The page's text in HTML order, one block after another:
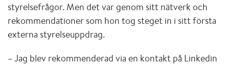
styrelsefrågor. Men det var genom sitt nätverk och
rekommendationer som hon tog steget in i sitt första
externa styrelseuppdrag.
– Jag blev rekommenderad via en kontakt på Linkedin